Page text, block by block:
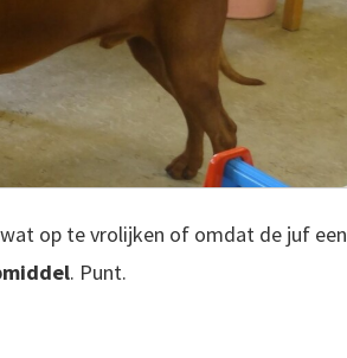
op te vrolijken of omdat de juf een
. Punt.